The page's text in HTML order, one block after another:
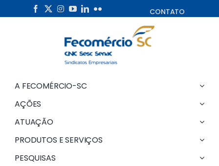
to
CONTATO
A FECOMÉRCIO-SC
AÇÕES
ATUAÇÃO
PRODUTOS E SERVIÇOS
PESQUISAS